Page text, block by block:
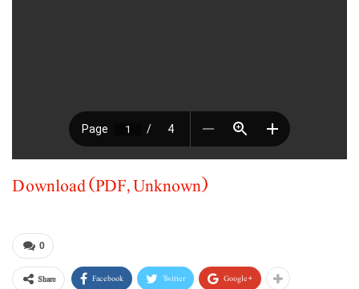
Download (PDF, Unknown)
0
Share Facebook Twitter Google+